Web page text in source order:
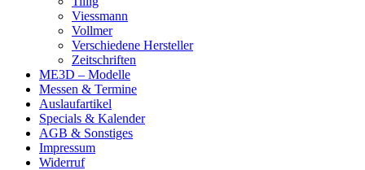
Viessmann
Vollmer
Verschiedene Hersteller
Zeitschriften
ME3D – Modelle
Messen & Termine
Auslaufartikel
Specials & Kalender
AGB & Sonstiges
Impressum
Widerruf